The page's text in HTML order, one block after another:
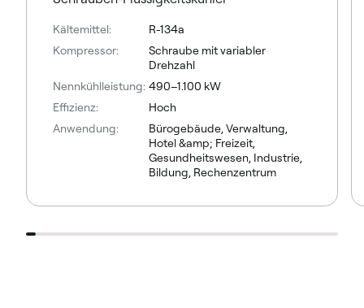
Kältemittel:
R-134a
Kompressor:
Schraube mit variabler
Drehzahl
Nennkühlleistung: 490–1.100 kW
Effizienz:
Hoch
Anwendung:
Bürogebäude, Verwaltung,
Hotel &amp; Freizeit,
Gesundheitswesen, Industrie,
Bildung, Rechenzentrum